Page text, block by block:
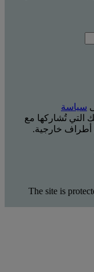
سياسة
التي تُشاركها مع
أطراف خارجية.
The site is